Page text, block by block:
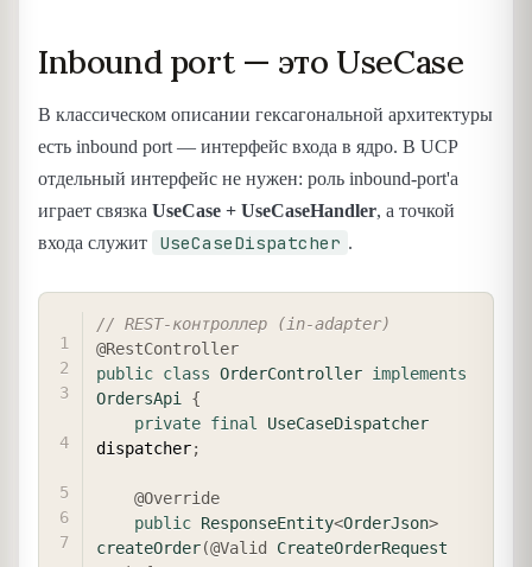
Inbound port — это UseCase
В классическом описании гексагональной архитектуры
есть inbound port — интерфейс входа в ядро. В UCP
отдельный интерфейс не нужен: роль inbound-port'а
играет связка UseCase + UseCaseHandler, а точкой
входа служит
UseCaseDispatcher .
// REST-контроллер (in-adapter)
@RestController
public class OrderController implements
OrdersApi
{
private final
UseCaseDispatcher
dispatcher;
@Override
public ResponseEntity<OrderJson>
createOrder(@Valid
CreateOrderRequest